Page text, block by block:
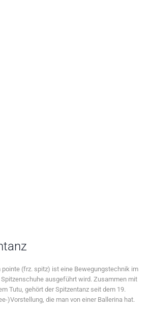
pointe (frz. spitz) ist eine Bewegungstechnik im
ausgeführt wird. Zusammen mit
Tutu, gehört der Spitzentanz seit dem 19.
)Vorstellung, die man von einer Ballerina hat.